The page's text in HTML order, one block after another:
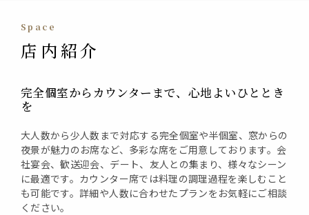
space
店内紹介
完全個室からカウンターまで、心地よいひととき
を
大人数から少人数まで対応する完全個室や半個室、窓からの
夜景が魅力のお席など、多彩な席をご用意しております。会
社宴会、歓送迎会、デート、友人との集まり、様々なシーン
に最適です。カウンター席では料理の調理過程を楽しむこと
も可能です。詳細や人数に合わせたプランをお気軽にご相談
ください。